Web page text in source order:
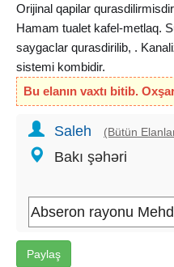
Orijinal qapilar
Hamam tualet kafel-metlaq.
saygaclar qurasdirilib, .
sistemi kombidir.
Bu elanın vaxtı bitib.
Saleh (Bütün
Bakı şəhəri
Paylaş